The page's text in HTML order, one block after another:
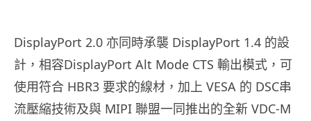
DisplayPort 2.0 亦同時承襲 DisplayPort 1.4 的設
計，相容DisplayPort Alt Mode CTS 輸出模式，可
使用符合 HBR3 要求的線材，加上 VESA 的 DSC串
流壓縮技術及與 MIPI 聯盟一同推出的全新 VDC-M